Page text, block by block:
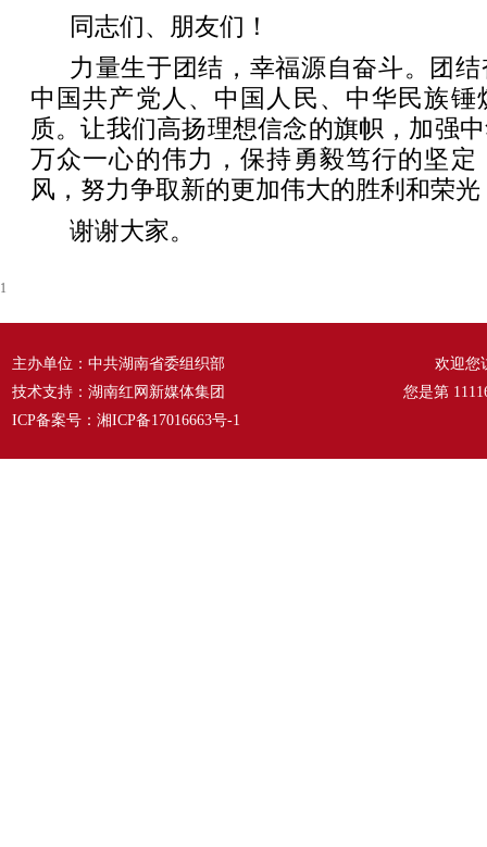
同志们、朋友们！
力量生于团结，幸福源自奋斗。团
中国共产党人、中国人民、中华民族锤
质。让我们高扬理想信念的旗帜，加强
万众一心的伟力，保持勇毅笃行的坚定
风，努力争取新的更加伟大的胜利和荣光
谢谢大家。
1
主办单位：中共湖南省委组织部
技术支持：湖南红网新媒体集团
ICP备案号： 湘ICP备17016663号-1
欢迎您
您是第